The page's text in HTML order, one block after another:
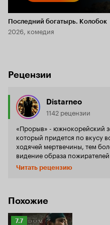
Последний богатырь. Колобок
2026, комедия
Рецензии
Distarneo
1142 рецензии
«Прорыв» - южнокорейский
который придется по вкусу
ходячей мертвечины, тем
видение образа пожирателей
покажется даже интересным.
картины Ким Сон-худ уже
«Красную Жару» с Арнольдом
фильма, тут вполне все
Читать рецензию
Похожие
Рейтинг
7.7